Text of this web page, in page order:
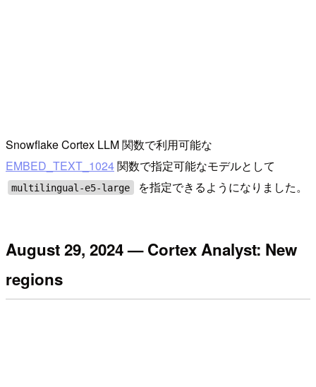
Snowflake Cortex LLM 関数で利用可能な
EMBED_TEXT_1024関数で指定可能なモデルとして
multilingual-e5-large を指定できるようになりました。
August 29, 2024 — Cortex Analyst: New
regions